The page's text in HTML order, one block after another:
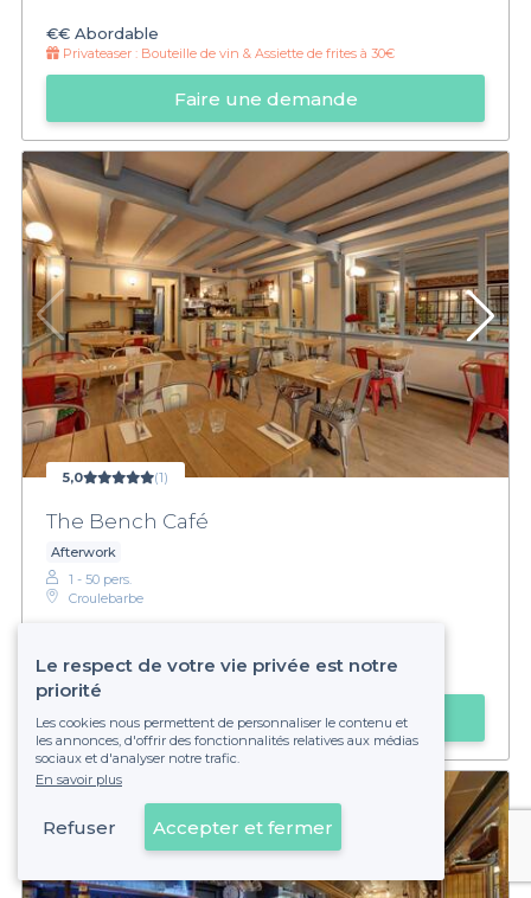
€€ Abordable
Privateaser : Bouteille de vin & Assiette de frites à 30€
Faire une demande
5,0 (1)
The Bench Café
Afterwork
1 - 50 pers.
Croulebarbe
€€Abordable
Faire une demande
Voir sur la carte
Le respect de votre vie privée est notre
priorité
Les cookies nous permettent de personnaliser le contenu et
les annonces, d'offrir des fonctionnalités relatives aux médias
sociaux et d'analyser notre trafic.
En savoir plus
Refuser Accepter et fermer